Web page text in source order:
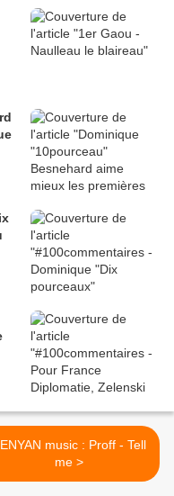
music : Proff - Tell
me >